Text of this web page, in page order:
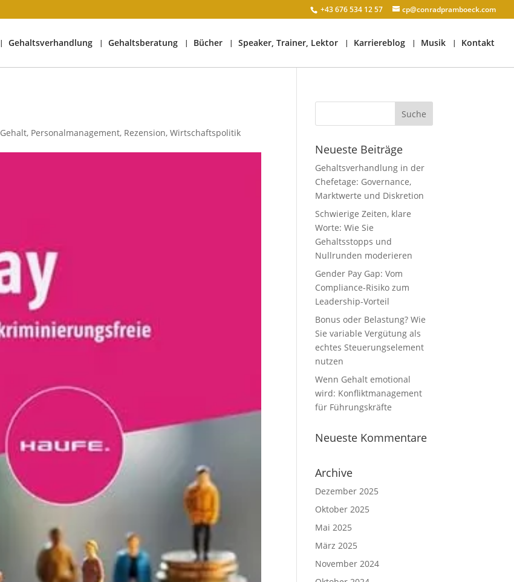
+43 676 534 12 57 cp@conradpramboeck.com
Gehaltsverhandlung Gehaltsberatung Bücher Speaker, Trainer, Lektor Karriereblog Musik Kontakt
Gehalt, Personalmanagement, Rezension,Wirtschaftspolitik
Neueste Beiträge
Gehaltsverhandlung in der
Chefetage: Governance,
Marktwerte und Diskretion
Schwierige Zeiten, klare
Worte: Wie Sie
Gehaltsstopps und
Nullrunden moderieren
Gender Pay Gap: Vom
Compliance-Risiko zum
Leadership-Vorteil
Bonus oder Belastung? Wie
Sie variable Vergütung als
echtes Steuerungselement
nutzen
Wenn Gehalt emotional
wird: Konfliktmanagement
für Führungskräfte
Neueste Kommentare
Archive
Dezember 2025
Oktober 2025
Mai 2025
März 2025
November 2024